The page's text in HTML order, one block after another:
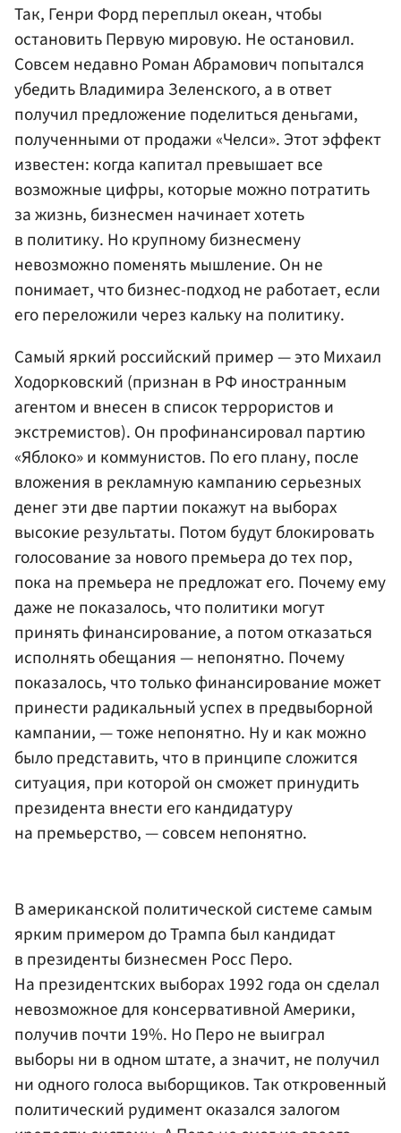
Так, Генри Форд переплыл океан, чтобы
остановить Первую мировую. Не остановил.
Совсем недавно Роман Абрамович попытался
убедить Владимира Зеленского, а в ответ
получил предложение поделиться деньгами,
полученными от продажи «Челси». Этот эффект
известен: когда капитал превышает все
возможные цифры, которые можно потратить
за жизнь, бизнесмен начинает хотеть
в политику. Но крупному бизнесмену
невозможно поменять мышление. Он не
понимает, что бизнес-подход не работает, если
его переложили через кальку на политику.
Самый яркий российский пример — это Михаил
Ходорковский (признан в РФ иностранным
агентом и внесен в список террористов и
экстремистов). Он профинансировал партию
«Яблоко» и коммунистов. По его плану, после
вложения в рекламную кампанию серьезных
денег эти две партии покажут на выборах
высокие результаты. Потом будут блокировать
голосование за нового премьера до тех пор,
пока на премьера не предложат его. Почему ему
даже не показалось, что политики могут
принять финансирование, а потом отказаться
исполнять обещания — непонятно. Почему
показалось, что только финансирование может
принести радикальный успех в предвыборной
кампании, — тоже непонятно. Ну и как можно
было представить, что в принципе сложится
ситуация, при которой он сможет принудить
президента внести его кандидатуру
на премьерство, — совсем непонятно.
В американской политической системе самым
ярким примером до Трампа был кандидат
в президенты бизнесмен Росс Перо.
На президентских выборах 1992 года он сделал
невозможное для консервативной Америки,
получив почти 19%. Но Перо не выиграл
выборы ни в одном штате, а значит, не получил
ни одного голоса выборщиков. Так откровенный
политический рудимент оказался залогом